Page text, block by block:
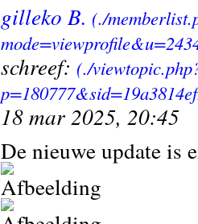
gilleko B.
schreef:
18 mar 2025, 20:45
De nieuwe update is